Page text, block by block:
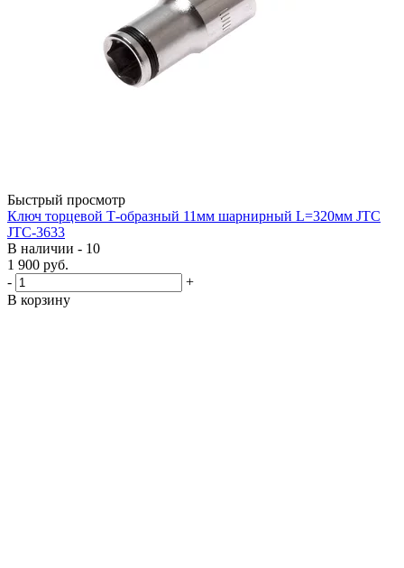
Быстрый просмотр
Ключ торцевой Т-образный 11мм шарнирный L=320мм JTC
JTC-3633
В наличии - 10
1 900 руб.
-
+
В корзину